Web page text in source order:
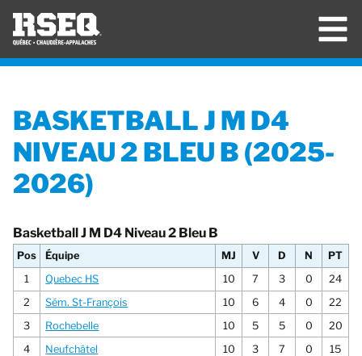
BASKETBALL J M D4
NIVEAU 2 BLEU B (2025-
2026)
Basketball J M D4 Niveau 2 Bleu B
Pos Équipe MJ V D N
PT
1
Quebec HS 10 7 3 0
24
2
Sém. St-François 10 6 4 0
22
3
Rochebelle 10 5 5 0
20
4
Neufchâtel 10 3 7 0 15